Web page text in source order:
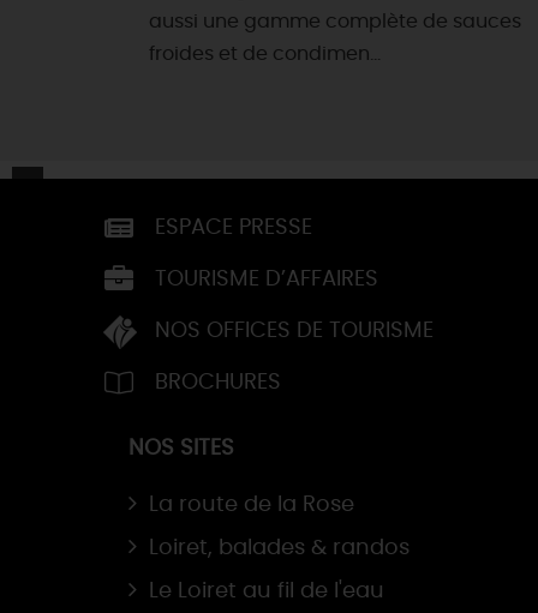
aussi une gamme complète de sauces
froides et de condimen...
ESPACE PRESSE
TOURISME D’AFFAIRES
NOS OFFICES DE TOURISME
BROCHURES
NOS SITES
La route de la Rose
Loiret, balades & randos
Le Loiret au fil de l'eau